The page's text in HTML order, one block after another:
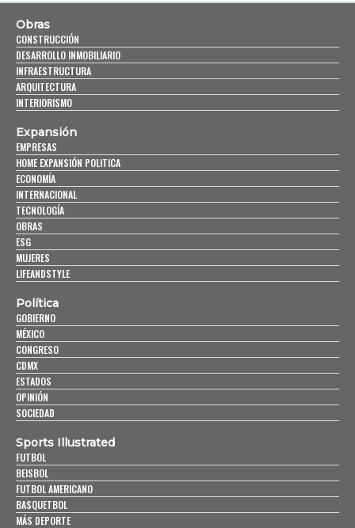
Obras
CONSTRUCCIÓN
DESARROLLO INMOBILIARIO
INFRAESTRUCTURA
ARQUITECTURA
INTERIORISMO
Expansión
EMPRESAS
HOME EXPANSIÓN POLITICA
ECONOMÍA
INTERNACIONAL
TECNOLOGÍA
OBRAS
ESG
MUJERES
LIFEANDSTYLE
Política
GOBIERNO
MÉXICO
CONGRESO
CDMX
ESTADOS
OPINIÓN
SOCIEDAD
Sports Illustrated
FUTBOL
BEISBOL
FUTBOL AMERICANO
BASQUETBOL
MÁS DEPORTE